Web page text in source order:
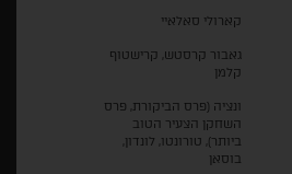
קארולי סאלאיי
גאבור קרסטש, קרישטוף
קלמן
ונציה (פרס הביקורת, פרס
השחקן הצעיר הטוב
ביותר), טורונטו, לונדון,
בוסאן